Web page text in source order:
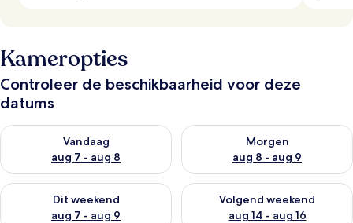
Kameropties
Controleer de beschikbaarheid voor deze
datums
Vandaag
aug 7 - aug 8
De beschikbaarheid controleren voor vanavond aug 7 - aug 8
Morgen
aug 8 - aug 9
De beschikbaarheid
Dit weekend
aug 7 - aug 9
De beschikbaarheid controleren voor dit weekend aug 7 -
Volgend weekend
aug 14 - aug 16
De beschikbaarheid